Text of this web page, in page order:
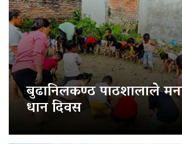
बुढानिलकण्ठ पाठशालाले
धान दिवस